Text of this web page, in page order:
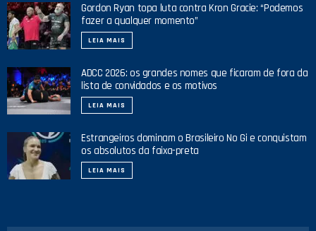
Gordon Ryan topa luta contra Kron Gracie: “Podemos
fazer a qualquer momento”
LEIA MAIS
ADCC 2026: os grandes nomes que ficaram de fora da
lista de convidados e os motivos
LEIA MAIS
Estrangeiros dominam o Brasileiro No Gi e conquistam
os absolutos da faixa-preta
LEIA MAIS